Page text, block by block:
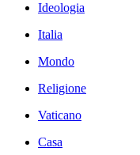
Ideologia
Italia
Mondo
Religione
Vaticano
Casa